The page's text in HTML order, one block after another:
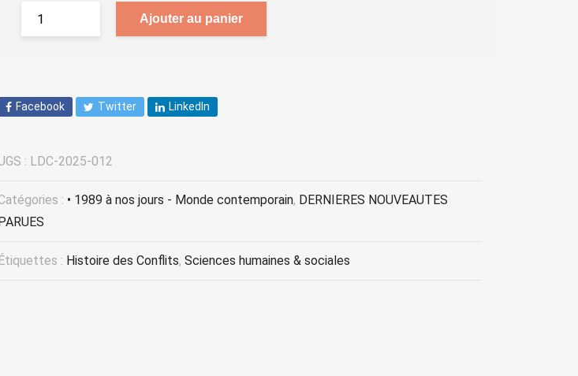
Ajouter au panier
Facebook Twitter LinkedIn
: LDC-2025-012
: • 1989 à nos jours - Monde contemporain, DERNIERES NOUVEAUTES
PARUES
Étiquettes : Histoire des Conflits, Sciences humaines & sociales